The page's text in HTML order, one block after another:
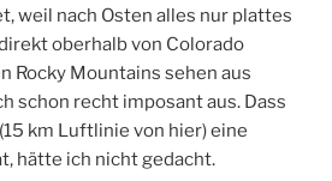
weil nach Osten alles nur plattes
oberhalb von Colorado
Rocky Mountains sehen aus
schon recht imposant aus. Dass
km Luftlinie von hier) eine
hätte ich nicht gedacht.